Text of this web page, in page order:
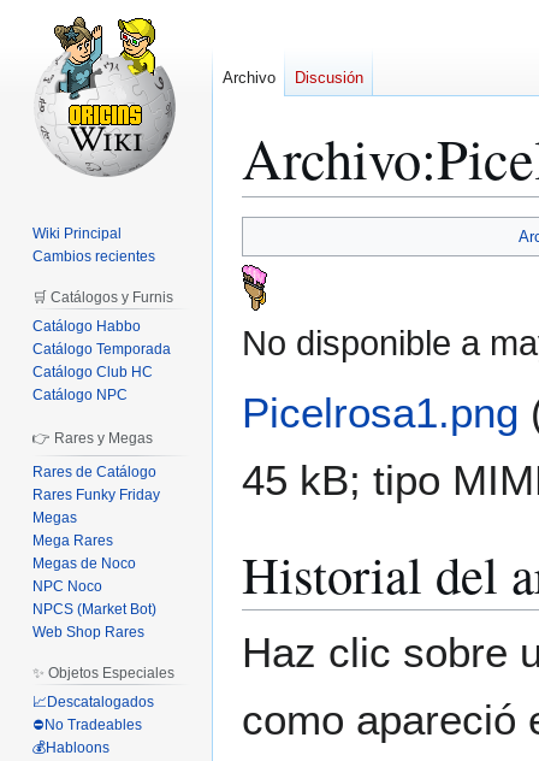
Archivo:
a
la
navegación
a
la
búsqueda
No disponible a
Picelrosa1.png
45 kB; tipo
Historial del
Haz clic sobre
como apareció
Archivo Discusión
Wiki Principal
Cambios recientes
🛒 Catálogos y Furnis
Catálogo Habbo
Catálogo Temporada
Catálogo Club HC
Catálogo NPC
👉 Rares y Megas
Rares de Catálogo
Rares Funky Friday
Megas
Mega Rares
Megas de Noco
NPC Noco
NPCS (Market Bot)
Web Shop Rares
✨ Objetos Especiales
📈Descatalogados
⛔No Tradeables
💰Habloons